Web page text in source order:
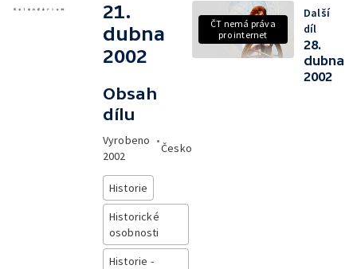
21.
dubna
2002
Obsah
dílu
Vyrobeno
2002
•
Česko
Historie
Historické
osobnosti
Historie -
ČT nemá práva
pro internet
Další
díl
28.
dubna
2002